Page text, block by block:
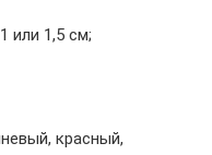
или 1,5 см;
красный,